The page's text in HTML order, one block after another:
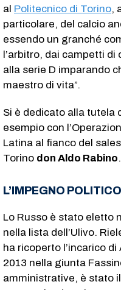
al Politecnico di Torino,
particolare, del calcio
essendo un granché
l’arbitro, dai campetti
alla serie D imparando
maestro di vita”.
Si è dedicato alla tutela
esempio con
Latina al fianco del
Torino don Aldo Rabino.
L’IMPEGNO POLITICO
Lo Russo è stato eletto
nella lista dell’Ulivo.
ha ricoperto l’incarico
2013 nella giunta
amministrative, è stato